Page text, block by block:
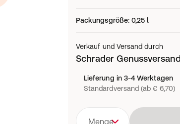
Packungsgröße:0,25 l
Verkauf und Versand durch
Schrader Genussversand
Lieferung in 3-4 Werktagen
Standardversand (ab € 6,70)
Menge